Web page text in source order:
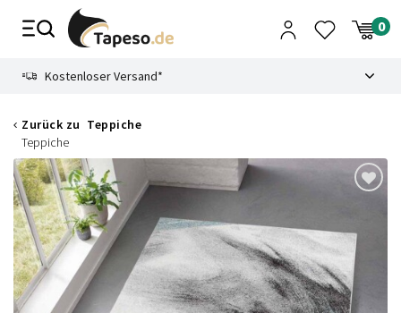
Zusammenbruch
Kostenloser Versand*
Zurück zu Teppiche
Teppiche